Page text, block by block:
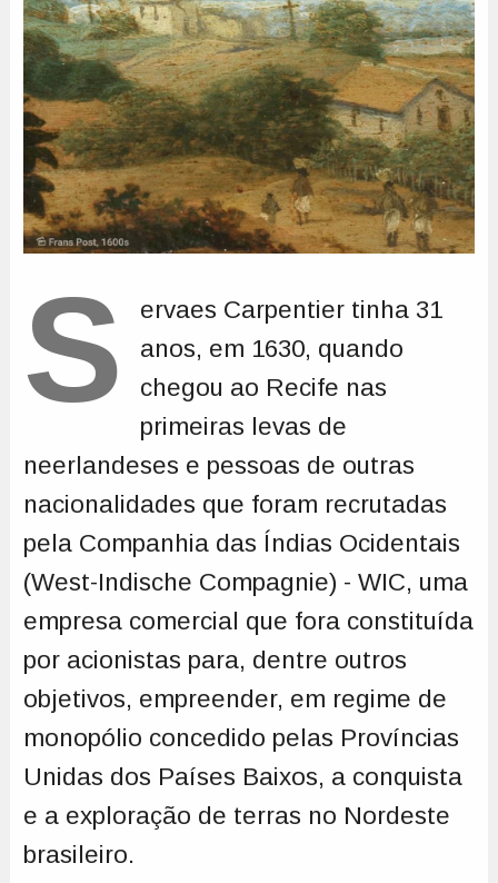
S
ervaes Carpentier tinha 31
anos, em 1630, quando
chegou ao Recife nas
primeiras levas de
neerlandeses e pessoas de outras
nacionalidades que foram recrutadas
pela Companhia das Índias Ocidentais
(West-Indische Compagnie) - WIC, uma
empresa comercial que fora constituída
por acionistas para, dentre outros
objetivos, empreender, em regime de
monopólio concedido pelas Províncias
Unidas dos Países Baixos, a conquista
e a exploração de terras no Nordeste
brasileiro.